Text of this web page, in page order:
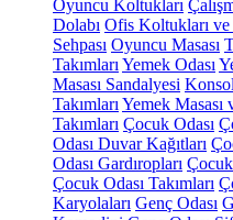
Oyuncu Koltukları
Dolabı Ofis Koltukları
Sehpası Oyuncu Masası
Takımları Yemek Odası
Masası Sandalyesi Konsol
Takımları Yemek Masası
Takımları Çocuk Odası
Odası Duvar Kağıtları
Odası Gardıropları Çocuk
Çocuk Odası Takımları
Karyolaları Genç Odası